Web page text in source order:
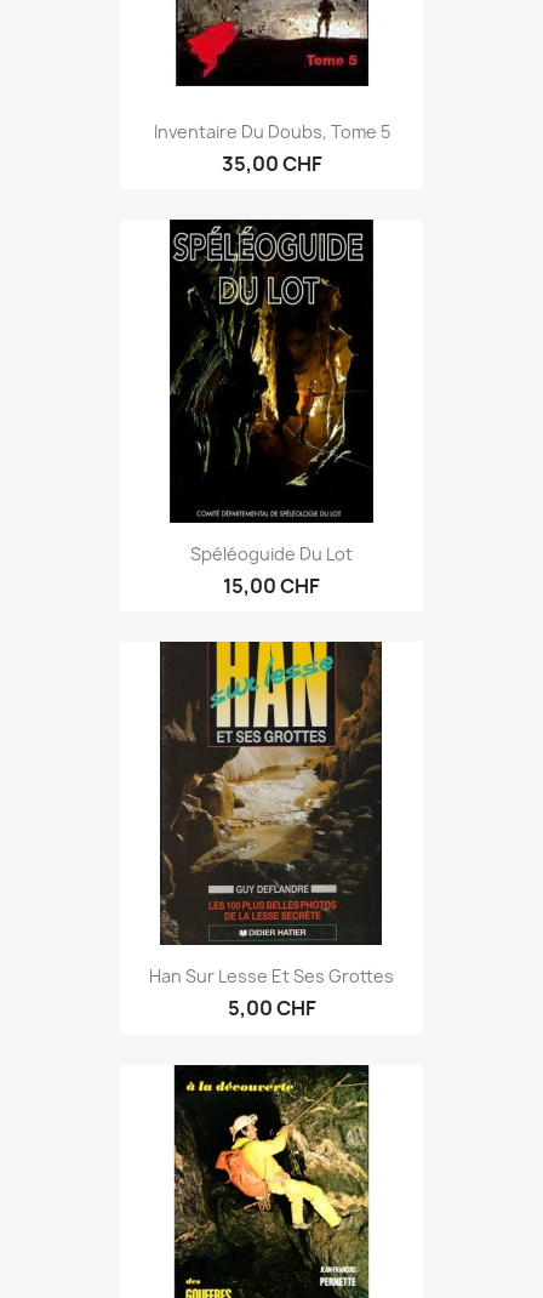
Inventaire Du Doubs, Tome 5
35,00 CHF
Spéléoguide Du Lot
15,00 CHF
Han Sur Lesse Et Ses Grottes
5,00 CHF